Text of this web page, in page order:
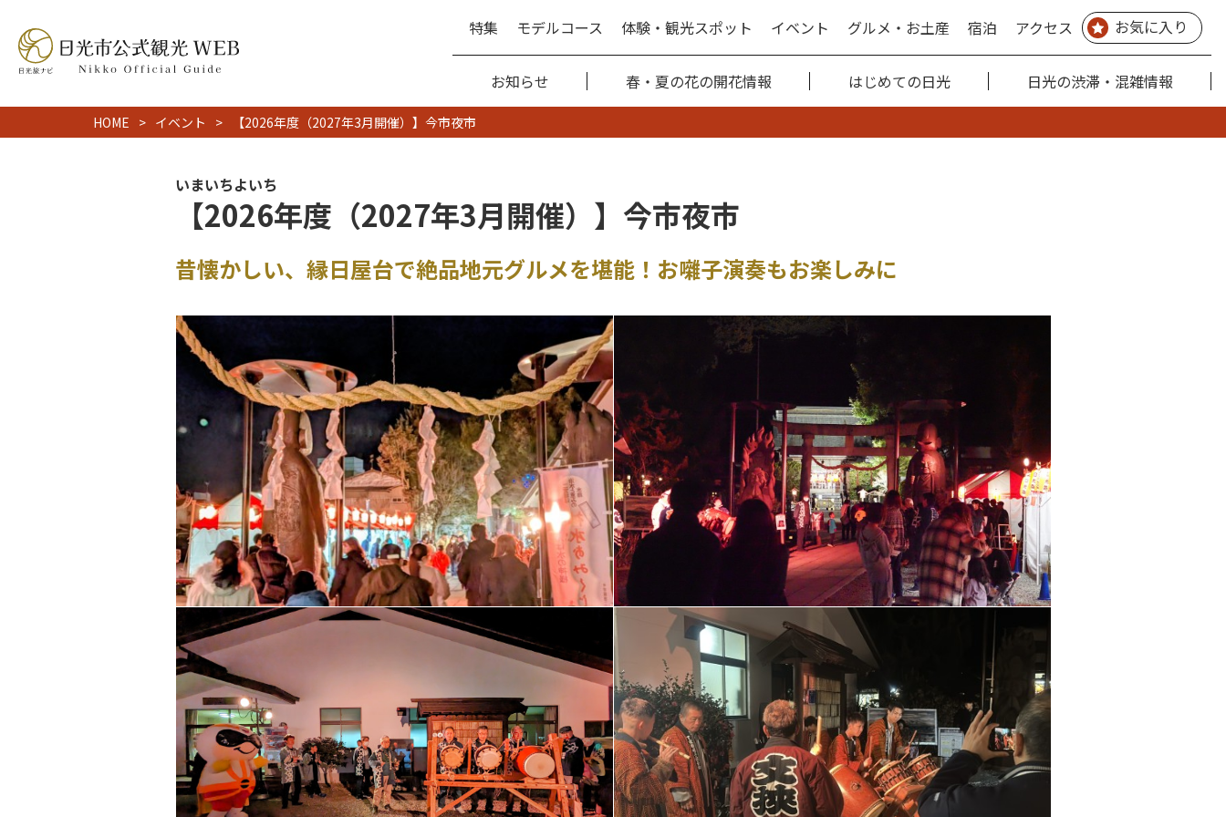
特集 モデルコース 体験・観光スポット イベント グルメ・お土産 宿泊 アクセス お気に入り
お知らせ 春・夏の花の開花情報 はじめての日光 日光の渋滞・混雑情報
HOME イベント 【2026年度（2027年3月開催）】今市夜市
いまいちよいち
【2026年度（2027年3月開催）】今市夜市
昔懐かしい、縁日屋台で絶品地元グルメを堪能！お囃子演奏もお楽しみに